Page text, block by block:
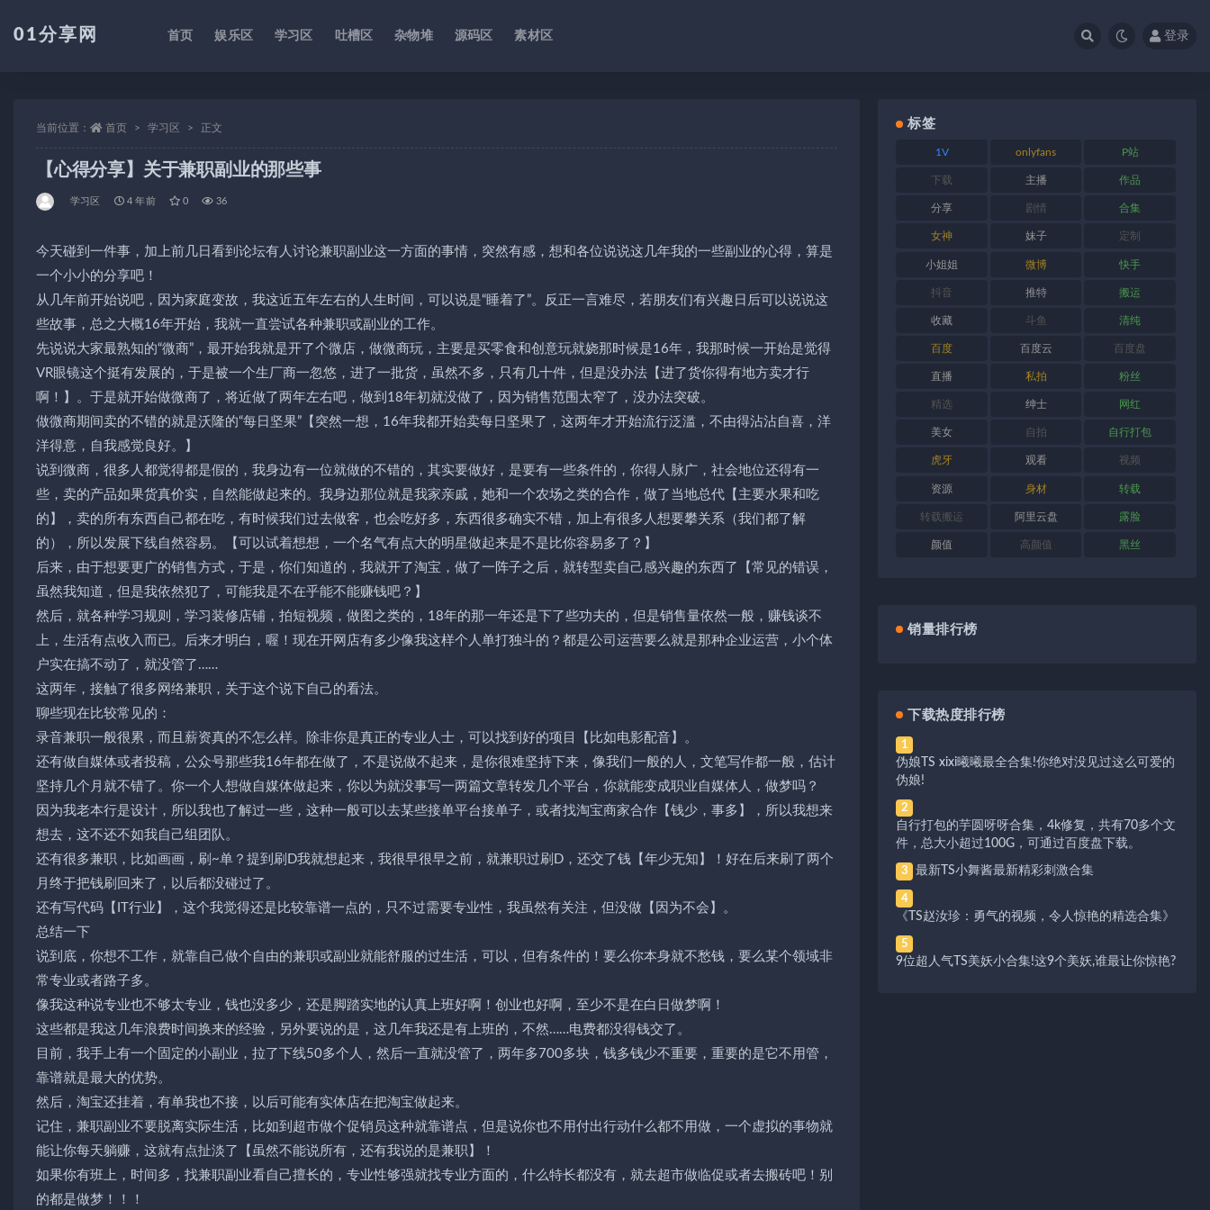
01分享网 首页 娱乐区 学习区 吐槽区 杂物堆 源码区 素材区 登录
当前位置： 首页 学习区 正文
【心得分享】关于兼职副业的那些事
学习区 4 年前 0 36
今天碰到一件事，加上前几日看到论坛有人讨论兼职副业这一方面的事情，突然有感，想和各位说说这几年我的一些副业的心得，算是
一个小小的分享吧！
从几年前开始说吧，因为家庭变故，我这近五年左右的人生时间，可以说是“睡着了”。反正一言难尽，若朋友们有兴趣日后可以说说这
些故事，总之大概16年开始，我就一直尝试各种兼职或副业的工作。
先说说大家最熟知的“微商”，最开始我就是开了个微店，做微商玩，主要是买零食和创意玩就娆那时候是16年，我那时候一开始是觉得
VR眼镜这个挺有发展的，于是被一个生厂商一忽悠，进了一批货，虽然不多，只有几十件，但是没办法【进了货你得有地方卖才行
啊！】。于是就开始做微商了，将近做了两年左右吧，做到18年初就没做了，因为销售范围太窄了，没办法突破。
做微商期间卖的不错的就是沃隆的“每日坚果”【突然一想，16年我都开始卖每日坚果了，这两年才开始流行泛滥，不由得沾沾自喜，洋
洋得意，自我感觉良好。】
说到微商，很多人都觉得都是假的，我身边有一位就做的不错的，其实要做好，是要有一些条件的，你得人脉广，社会地位还得有一
些，卖的产品如果货真价实，自然能做起来的。我身边那位就是我家亲戚，她和一个农场之类的合作，做了当地总代【主要水果和吃
的】，卖的所有东西自己都在吃，有时候我们过去做客，也会吃好多，东西很多确实不错，加上有很多人想要攀关系（我们都了解
的），所以发展下线自然容易。【可以试着想想，一个名气有点大的明星做起来是不是比你容易多了？】
后来，由于想要更广的销售方式，于是，你们知道的，我就开了淘宝，做了一阵子之后，就转型卖自己感兴趣的东西了【常见的错误，
虽然我知道，但是我依然犯了，可能我是不在乎能不能赚钱吧？】
然后，就各种学习规则，学习装修店铺，拍短视频，做图之类的，18年的那一年还是下了些功夫的，但是销售量依然一般，赚钱谈不
上，生活有点收入而已。后来才明白，喔！现在开网店有多少像我这样个人单打独斗的？都是公司运营要么就是那种企业运营，小个体
户实在搞不动了，就没管了……
这两年，接触了很多网络兼职，关于这个说下自己的看法。
聊些现在比较常见的：
录音兼职一般很累，而且薪资真的不怎么样。除非你是真正的专业人士，可以找到好的项目【比如电影配音】。
还有做自媒体或者投稿，公众号那些我16年都在做了，不是说做不起来，是你很难坚持下来，像我们一般的人，文笔写作都一般，估计
坚持几个月就不错了。你一个人想做自媒体做起来，你以为就没事写一两篇文章转发几个平台，你就能变成职业自媒体人，做梦吗？
因为我老本行是设计，所以我也了解过一些，这种一般可以去某些接单平台接单子，或者找淘宝商家合作【钱少，事多】，所以我想来
想去，这不还不如我自己组团队。
还有很多兼职，比如画画，刷~单？提到刷D我就想起来，我很早很早之前，就兼职过刷D，还交了钱【年少无知】！好在后来刷了两个
月终于把钱刷回来了，以后都没碰过了。
还有写代码【IT行业】，这个我觉得还是比较靠谱一点的，只不过需要专业性，我虽然有关注，但没做【因为不会】。
总结一下
说到底，你想不工作，就靠自己做个自由的兼职或副业就能舒服的过生活，可以，但有条件的！要么你本身就不愁钱，要么某个领域非
常专业或者路子多。
像我这种说专业也不够太专业，钱也没多少，还是脚踏实地的认真上班好啊！创业也好啊，至少不是在白日做梦啊！
这些都是我这几年浪费时间换来的经验，另外要说的是，这几年我还是有上班的，不然……电费都没得钱交了。
目前，我手上有一个固定的小副业，拉了下线50多个人，然后一直就没管了，两年多700多块，钱多钱少不重要，重要的是它不用管，
靠谱就是最大的优势。
然后，淘宝还挂着，有单我也不接，以后可能有实体店在把淘宝做起来。
记住，兼职副业不要脱离实际生活，比如到超市做个促销员这种就靠谱点，但是说你也不用付出行动什么都不用做，一个虚拟的事物就
能让你每天躺赚，这就有点扯淡了【虽然不能说所有，还有我说的是兼职】！
如果你有班上，时间多，找兼职副业看自己擅长的，专业性够强就找专业方面的，什么特长都没有，就去超市做临促或者去搬砖吧！别
的都是做梦！！！
标签
1V onlyfans P站
下载 主播 作品
分享 剧情 合集
女神 妹子 定制
小姐姐 微博 快手
抖音 推特 搬运
收藏 斗鱼 清纯
百度 百度云 百度盘
直播 私拍 粉丝
精选 绅士 网红
美女 自拍 自行打包
虎牙 观看 视频
资源 身材 转载
转载搬运 阿里云盘 露脸
颜值 高颜值 黑丝
销量排行榜
下载热度排行榜
1
伪娘TS xixi曦曦最全合集!你绝对没见过这么可爱的
伪娘!
2
自行打包的芋圆呀呀合集，4k修复，共有70多个文
件，总大小超过100G，可通过百度盘下载。
3 最新TS小舞酱最新精彩刺激合集
4
《TS赵汝珍：勇气的视频，令人惊艳的精选合集》
5
9位超人气TS美妖小合集!这9个美妖,谁最让你惊艳?